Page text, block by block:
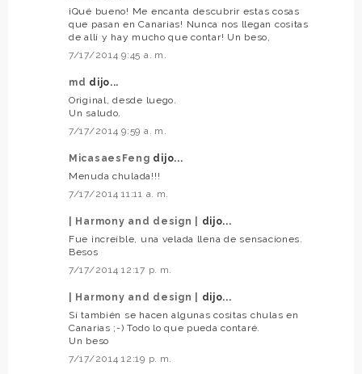
¡Qué bueno! Me encanta descubrir estas cosas
que pasan en Canarias! Nunca nos llegan cositas
de allí y hay mucho que contar! Un beso,
7/17/2014 9:45 a. m.
md dijo...
Original, desde luego.
Un saludo.
7/17/2014 9:59 a. m.
MicasaesFeng dijo...
Menuda chulada!!!
7/17/2014 11:11 a. m.
| Harmony and design |
dijo...
Fue increíble, una velada llena de sensaciones.
Besos
7/17/2014 12:17 p. m.
| Harmony and design |
dijo...
Sí también se hacen algunas cositas chulas en
Canarias ;-) Todo lo que pueda contaré.
Un beso
7/17/2014 12:19 p. m.